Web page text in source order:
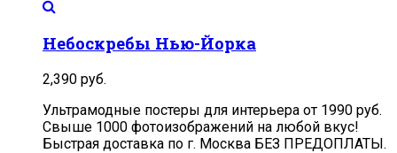
Небоскребы Нью-Йорка
2,390 руб.
Ультрамодные постеры для интерьера от 1990 руб.
Свыше 1000 фотоизображений на любой вкус!
Быстрая доставка по г. Москва БЕЗ ПРЕДОПЛАТЫ.